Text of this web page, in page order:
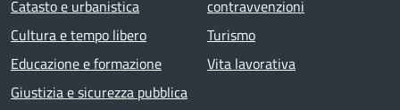
Catasto e urbanistica
Cultura e tempo libero
Educazione e formazione
Giustizia e sicurezza pubblica
contravvenzioni
Turismo
Vita lavorativa